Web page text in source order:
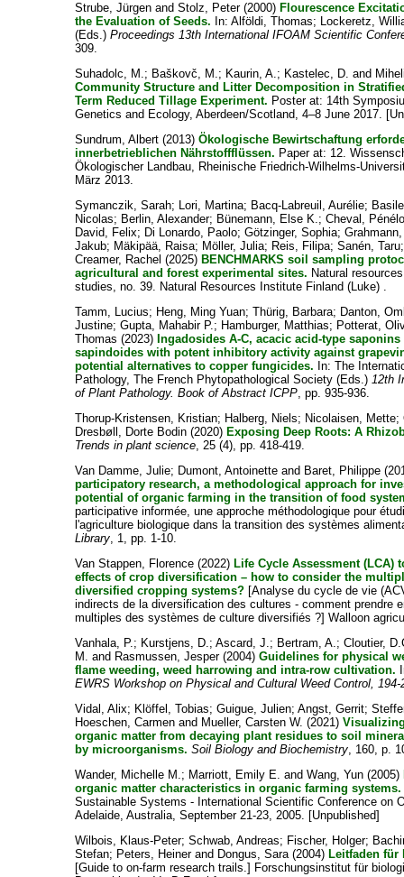
Strube, Jürgen andStolz, Peter(2000) Flourescence
the Evaluation of Seeds. In:Alföldi, Thomas; Lockeretz,
(Eds.)Proceedings 13th International IFOAM Scientific
309.
Suhadolc, M.; Baškovč, M.; Kaurin, A.; Kastelec, D. and
Community Structure and Litter Decomposition in
Term Reduced Tillage Experiment. Poster at: 14th
Genetics and Ecology, Aberdeen/Scotland, 4–8 June 2017.
Sundrum, Albert (2013)Ökologische Bewirtschaftung
innerbetrieblichen Nährstoffflüssen. Paper at: 12.
Ökologischer Landbau, Rheinische Friedrich-Wilhelms-
März 2013.
Symanczik, Sarah; Lori, Martina; Bacq-Labreuil, Aurélie;
Nicolas; Berlin, Alexander; Bünemann, Else K.;Cheval,
David, Felix; Di Lonardo, Paolo;Götzinger, Sophia;
Jakub; Mäkipää, Raisa; Möller, Julia; Reis, Filipa;Sanén, Taru
Creamer, Rachel (2025) BENCHMARKS soil sampling
agricultural and forest experimental sites. Natural
studies, no. 39. Natural Resources Institute Finland (Luke) .
Tamm, Lucius; Heng, Ming Yuan;Thürig, Barbara; Danton,
Justine;Gupta, Mahabir P.; Hamburger, Matthias; Potterat,
Thomas (2023) Ingadosides A-C, acacic acid-type
sapindoides with potent inhibitory activity against
potential alternatives to copper fungicides. In: The
Pathology, The French Phytopathological Society (Eds.)12th
of Plant Pathology. Book of Abstract ICPP, pp. 935-936.
Thorup-Kristensen, Kristian; Halberg, Niels; Nicolaisen, Mette;
Dresbøll, Dorte Bodin (2020) Exposing Deep Roots: A
Trends in plant science, 25 (4), pp. 418-419.
Van Damme, Julie; Dumont, Antoinette and Baret, Philippe
participatory research, a methodological approach for
potential of organic farming in the transition of food
participative informée, une approche méthodologique pour
l'agriculture biologique dans la transition des systèmes
Library, 1, pp. 1-10.
Van Stappen, Florence (2022) Life Cycle Assessment (LCA)
effects of crop diversification – how to consider the
diversified cropping systems? [Analyse du cycle de vie
indirects de la diversification des cultures - comment prendre
multiples des systèmes de culture diversifiés ?] Walloon
Vanhala, P.; Kurstjens, D.;Ascard, J.; Bertram, A.;Cloutier,
M. and Rasmussen, Jesper(2004)Guidelines for physical
flame weeding, weed harrowing and intra-row cultivation.
EWRS Workshop on Physical and Cultural Weed Control, 194-
Vidal, Alix; Klöffel, Tobias;Guigue, Julien;Angst, Gerrit;
Hoeschen, Carmen and Mueller, Carsten W. (2021)
organic matter from decaying plant residues to soil
by microorganisms. Soil Biology and Biochemistry, 160, p.
Wander, Michelle M.; Marriott, Emily E. andWang, Yun (2005)
organic matter characteristics in organic farming systems.
Sustainable Systems - International Scientific Conference on
Adelaide, Australia, September 21-23, 2005. [Unpublished]
Wilbois, Klaus-Peter;Schwab, Andreas; Fischer, Holger;
Stefan; Peters, Heinerand Dongus, Sara(2004) Leitfaden für
[Guide to on-farm research trails.] Forschungsinstitut für